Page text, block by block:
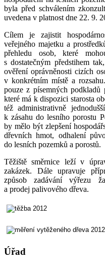
byla před schválením
uvedena v platnost dne 22. 9.
Cílem je zajistit
veřejného majetku a
přehledu osob, které
s dostatečným předstihem
ověření oprávněnosti cizích
v konkrétním místě a
pouze z písemných podkladů
které má k dispozici starosta
též administrativně
k zásahu do lesního porostu
by mělo být zlepšení
dřevních hmot, odhalení
do lesních pozemků a porostů.
Těžiště směrnice leží v
zakázek. Dále upravuje
způsob zadávání výřezu
a prodej palivového dřeva.
Úřad